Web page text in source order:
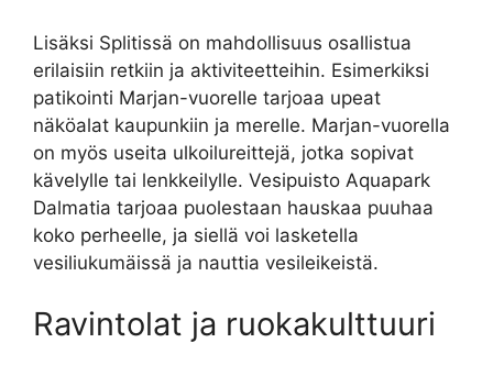
Lisäksi Splitissä on mahdollisuus osallistua
erilaisiin retkiin ja aktiviteetteihin. Esimerkiksi
patikointi Marjan-vuorelle tarjoaa upeat
näköalat kaupunkiin ja merelle. Marjan-vuorella
on myös useita ulkoilureittejä, jotka sopivat
kävelylle tai lenkkeilylle. Vesipuisto Aquapark
Dalmatia tarjoaa puolestaan hauskaa puuhaa
koko perheelle, ja siellä voi lasketella
vesiliukumäissä ja nauttia vesileikeistä.
Ravintolat ja ruokakulttuuri